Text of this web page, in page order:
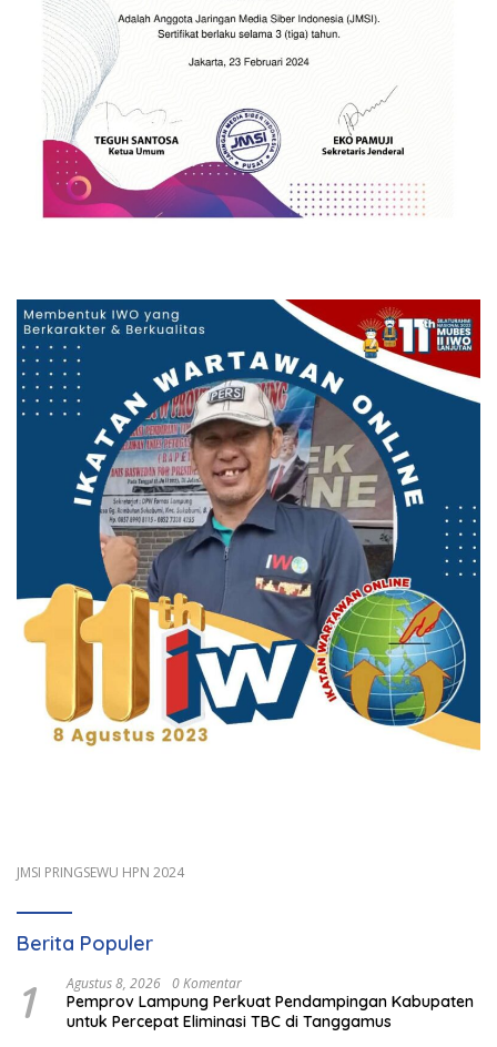
JMSI PRINGSEWU HPN 2024
Berita Populer
1 Agustus 8, 2026 0 Komentar
Pemprov Lampung Perkuat Pendampingan Kabupaten
untuk Percepat Eliminasi TBC di Tanggamus